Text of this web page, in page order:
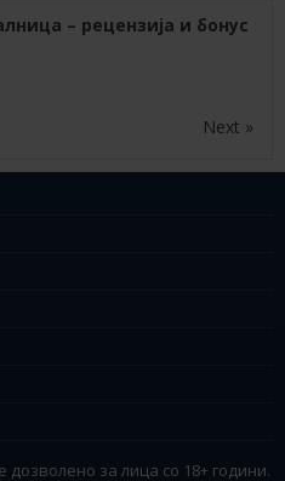
– рецензија и бонус
Next »
дозволено за лица со 18+ години.